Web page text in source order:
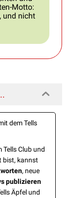
Motto:
und nicht
dem Tells
Tells Club und
bist, kannst
, neue
publizieren
Äpfel und